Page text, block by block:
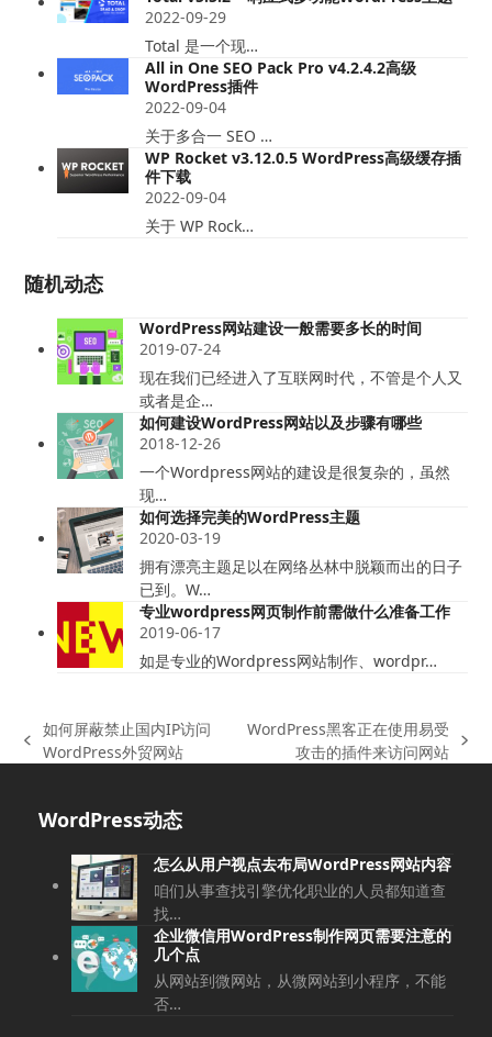
2022-09-29
Total 是一个现…
All in One SEO Pack Pro v4.2.4.2高级
WordPress插件
2022-09-04
关于多合一 SEO …
WP Rocket v3.12.0.5 WordPress高级缓存插
件下载
2022-09-04
关于 WP Rock…
随机动态
WordPress网站建设一般需要多长的时间
2019-07-24
现在我们已经进入了互联网时代，不管是个人又
或者是企…
如何建设WordPress网站以及步骤有哪些
2018-12-26
一个Wordpress网站的建设是很复杂的，虽然
现…
如何选择完美的WordPress主题
2020-03-19
拥有漂亮主题足以在网络丛林中脱颖而出的日子
已到。W…
专业wordpress网页制作前需做什么准备工作
2019-06-17
如是专业的Wordpress网站制作、wordpr…
上
文
如何屏蔽禁止国内IP访问
WordPress外贸网站
WordPress黑客正在使用易受
攻击的插件来访问网站
WordPress动态
怎么从用户视点去布局WordPress网站内容
咱们从事查找引擎优化职业的人员都知道查
找…
企业微信用WordPress制作网页需要注意的
几个点
从网站到微网站，从微网站到小程序，不能
否…